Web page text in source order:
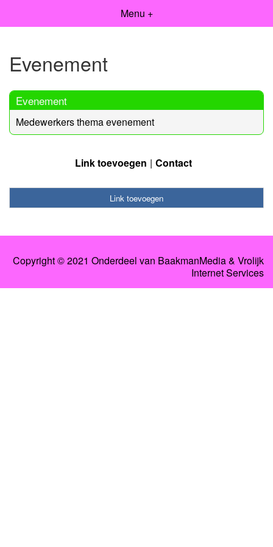
Menu +
Evenement
Evenement
Medewerkers thema evenement
Link toevoegen Contact
Link toevoegen
Copyright © 2021 Onderdeel van BaakmanMedia & Vrolijk
Internet Services